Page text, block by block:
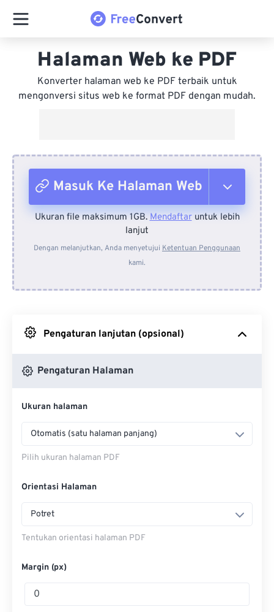
Halaman Web ke PDF
Konverter halaman web ke PDF terbaik untuk
mengonversi situs web ke format PDF dengan mudah.
Masuk Ke Halaman Web
Dari Perangkat
Dari Dropbox
Ukuran file maksimum 1GB.Mendaftaruntuk lebih
lanjut
Dengan melanjutkan, Anda menyetujui Ketentuan Penggunaan
kami.
Pengaturan lanjutan (opsional)
Pengaturan Halaman
Ukuran halaman
Otomatis (satu halaman panjang)
Pilih ukuran halaman PDF
Orientasi Halaman
Potret
Tentukan orientasi halaman PDF
Margin (px)